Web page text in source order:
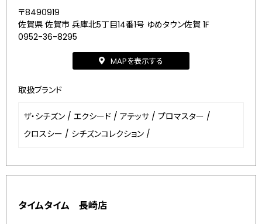
〒8490919
佐賀県 佐賀市 兵庫北5丁目14番1号 ゆめタウン佐賀 1F
0952-36-8295
MAPを表示する
取扱ブランド
ザ・シチズン / エクシード / アテッサ / プロマスター /
クロスシー / シチズンコレクション /
タイムタイム 長崎店